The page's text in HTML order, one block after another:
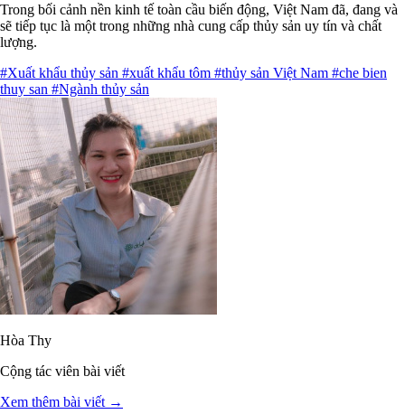
Trong bối cảnh nền kinh tế toàn cầu biến động, Việt Nam đã, đang và
sẽ tiếp tục là một trong những nhà cung cấp thủy sản uy tín và chất
lượng.
#Xuất khẩu thủy sản #xuất khẩu tôm #thủy sản Việt Nam #che bien
thuy san #Ngành thủy sản
Hòa Thy
Cộng tác viên bài viết
Xem thêm bài viết →